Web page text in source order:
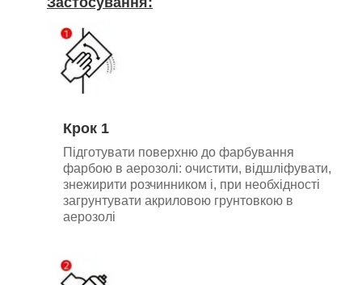
Крок 1
Підготувати поверхню до фарбування
фарбою в аерозолі: очистити, відшліфувати,
знежирити розчинником і, при необхідності
загрунтувати акриловою грунтовкою в
аерозолі